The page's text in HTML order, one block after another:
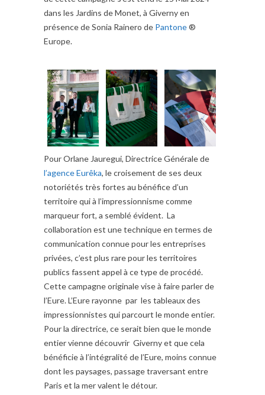
dans les Jardins de Monet, à Giverny en
présence de Sonia Rainero de Pantone®
Europe.
Pour Orlane Jauregui, Directrice Générale de
l’agence Eurêka, le croisement de ses deux
notoriétés très fortes au bénéfice d’un
territoire qui à l’impressionnisme comme
marqueur fort, a semblé évident. La
collaboration est une technique en termes de
communication connue pour les entreprises
privées, c’est plus rare pour les territoires
publics fassent appel à ce type de procédé.
Cette campagne originale vise à faire parler de
l’Eure. L’Eure rayonne par les tableaux des
impressionnistes qui parcourt le monde entier.
Pour la directrice, ce serait bien que le monde
entier vienne découvrir Giverny et que cela
bénéficie à l’intégralité de l’Eure, moins connue
dont les paysages, passage traversant entre
Paris et la mer valent le détour.